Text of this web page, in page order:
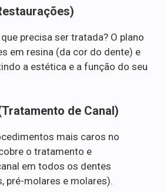
precisa ser tratada? O plano
em resina (da cor do dente) e
a estética e a função do seu
de Canal)
mais caros no
o tratamento e
em todos os dentes
pré-molares e molares).